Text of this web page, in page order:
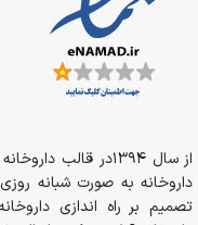
تصمیم بر راه اندازی